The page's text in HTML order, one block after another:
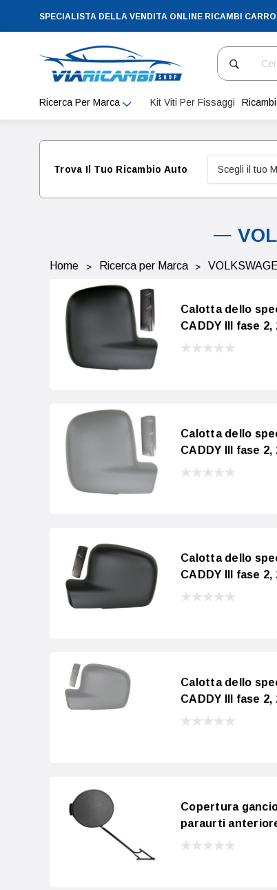
SPECIALISTA DELLA VENDITA ONLINE RICAMBI
Cerca
Ricerca Per Marca Kit Viti Per Fissaggi
Trova Il Tuo Ricambio Auto
Home Ricerca per Marca
Calotta dello
CADDY III fase
Calotta dello
CADDY III fase
Calotta dello
CADDY III fase
Calotta dello
CADDY III fase
Copertura
paraurti